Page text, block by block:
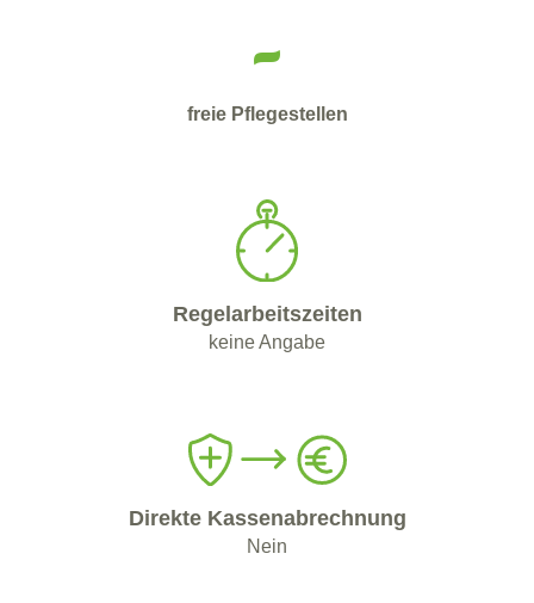
-
freie Pflegestellen
Regelarbeitszeiten
keine Angabe
Direkte Kassenabrechnung
Nein